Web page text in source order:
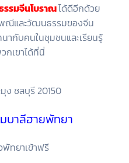
รมจีนโบราณได้ดีอีกด้วย
ณีและวัฒนธรรมของจีน
กับคนในชุมชนและเรียนรู้
กเขาได้ที่นี่
ง ชลบุรี 20150
บาลีฮายพัทยา